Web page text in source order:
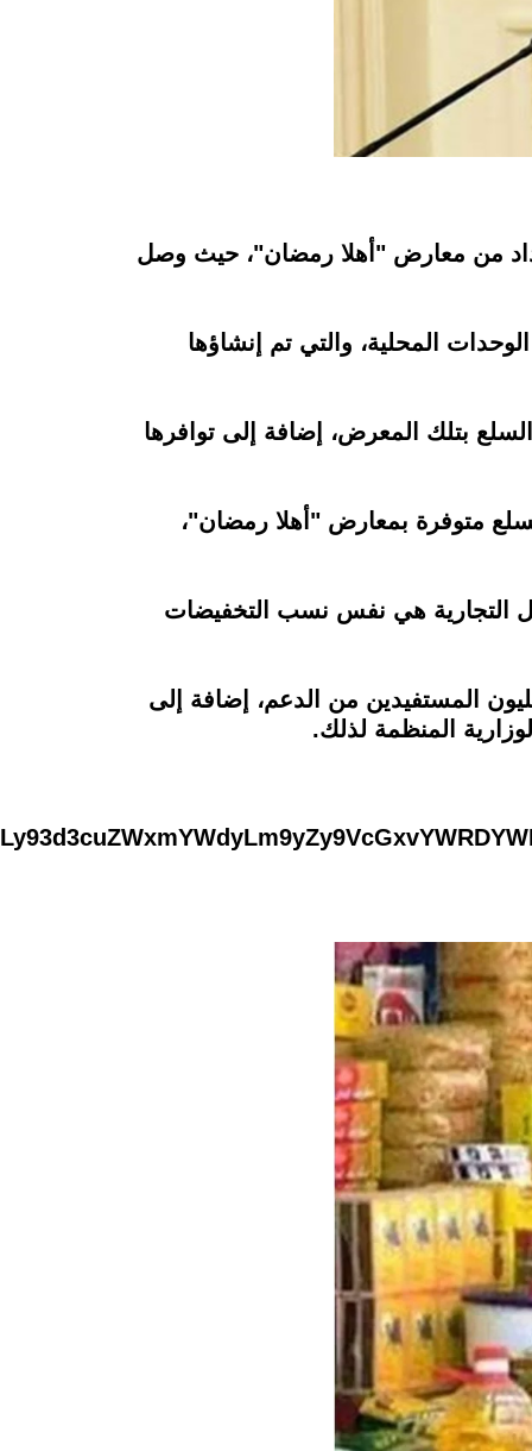
من ‏معارض "أهلا رمضان"، حيث وصل
المحلية، ‏والتي تم إنشاؤها
بتلك ‏المعرض، إضافة إلى توافرها
25% و الـ 30%، منوها إلى أن جميع السلع متوفرة بمعارض "أهلا رمضان"،
‏التجارية هي نفس نسب التخفيضات
‏إلى أن الوزارة سوف تبدأ في الأول من شهر فبراير صرف ‏السلع التموينية لـ 64 مليون المستفيدين من الدعم، ‏إضافة إلى
المنظمة لذلك.‏